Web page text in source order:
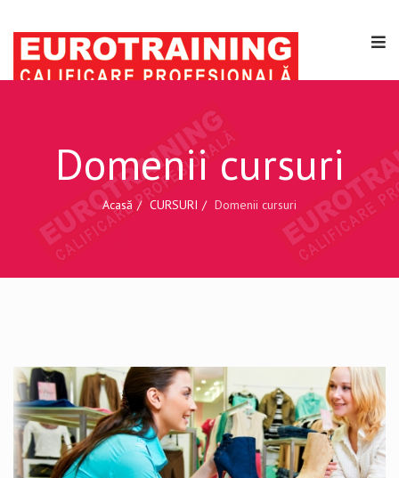
Domenii cursuri
Acasă CURSURI Domenii cursuri